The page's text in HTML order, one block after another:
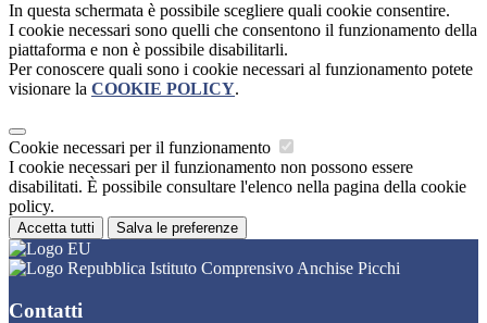
In questa schermata è possibile scegliere quali cookie consentire.
I cookie necessari sono quelli che consentono il funzionamento della
piattaforma e non è possibile disabilitarli.
Per conoscere quali sono i cookie necessari al funzionamento potete
visionare la COOKIE POLICY.
Cookie necessari per il funzionamento
I cookie necessari per il funzionamento non possono essere
disabilitati. È possibile consultare l'elenco nella pagina della cookie
policy.
Accetta tutti Salva le preferenze
Istituto Comprensivo Anchise Picchi
Contatti